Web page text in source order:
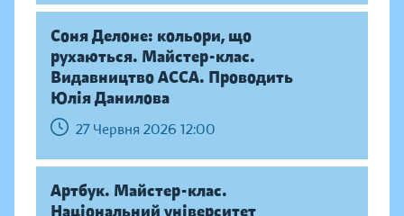
Соня Делоне: кольори, що
рухаються. Майстер-клас.
Видавництво АССА. Проводить
Юлія Данилова
27 Червня 2026 12:00
Артбук. Майстер-клас.
Національний університет